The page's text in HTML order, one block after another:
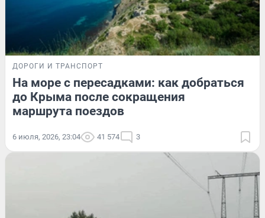
ДОРОГИ И ТРАНСПОРТ
На море с пересадками: как добраться
до Крыма после сокращения
маршрута поездов
6 июля, 2026, 23:04 41 574 3